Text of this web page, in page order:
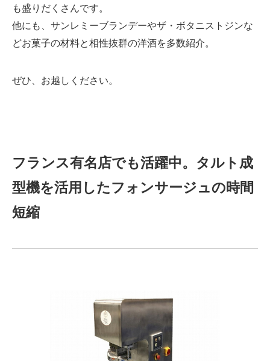
も盛りだくさんです。
他にも、サンレミーブランデーやザ・ボタニストジンな
どお菓子の材料と相性抜群の洋酒を多数紹介。
ぜひ、お越しください。
フランス有名店でも活躍中。タルト成
型機を活用したフォンサージュの時間
短縮